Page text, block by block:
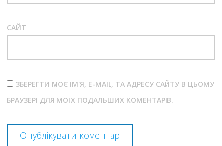
САЙТ
ЗБЕРЕГТИ МОЄ ІМ'Я, E-MAIL, ТА АДРЕСУ САЙТУ В ЦЬОМУ
БРАУЗЕРІ ДЛЯ МОЇХ ПОДАЛЬШИХ КОМЕНТАРІВ.